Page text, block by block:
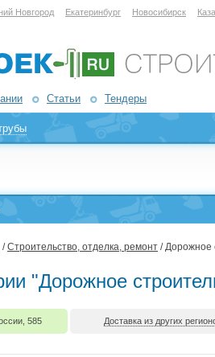
Новгород Екатеринбург Новосибирск
Статьи Тендеры
/Строительство, отделка, ремонт / Дорожное
"Дорожное
585 Доставка из других